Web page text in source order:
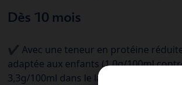
Dès 10 mois
✔ Avec une teneur en protéine
adaptée aux enfants (1,0g/100ml
3,3g/100ml dans le lait de vache)